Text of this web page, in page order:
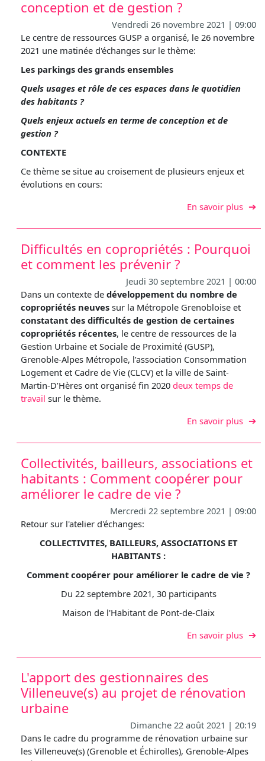
conception et de gestion ?
Vendredi 26 novembre 2021 | 09:00
Le centre de ressources GUSP a organisé, le 26 novembre
2021 une matinée d'échanges sur le thème:
Les parkings des grands ensembles
Quels usages et rôle de ces espaces dans le quotidien
des habitants ?
Quels enjeux actuels en terme de conception et de
gestion ?
CONTEXTE
Ce thème se situe au croisement de plusieurs enjeux et
évolutions en cours:
En savoir plussur
Difficultés en copropriétés : Pourquoi
et comment les prévenir ?
Jeudi 30 septembre 2021 | 00:00
Dans un contexte de développement du nombre de
copropriétés neuves sur la Métropole Grenobloise et
constatant des difficultés de gestion de certaines
copropriétés récentes, le centre de ressources de la
Gestion Urbaine et Sociale de Proximité (GUSP),
Grenoble-Alpes Métropole, l’association Consommation
Logement et Cadre de Vie (CLCV) et la ville de Saint-
Martin-D’Hères ont organisé fin 2020 deux temps de
travail sur le thème.
En savoir plussur
Collectivités, bailleurs, associations et
habitants : Comment coopérer pour
améliorer le cadre de vie ?
Mercredi 22 septembre 2021 | 09:00
Retour sur l'atelier d'échanges:
COLLECTIVITES, BAILLEURS, ASSOCIATIONS ET
HABITANTS :
Comment coopérer pour améliorer le cadre de vie ?
Du 22 septembre 2021, 30 participants
Maison de l'Habitant de Pont-de-Claix
En savoir plussur
L'apport des gestionnaires des
Villeneuve(s) au projet de rénovation
urbaine
Dimanche 22 août 2021 | 20:19
Dans le cadre du programme de rénovation urbaine sur
les Villeneuve(s) (Grenoble et Échirolles), Grenoble-Alpes